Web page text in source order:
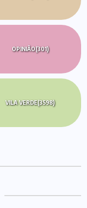
OPINIÃO(301)
VILA VERDE(3598)